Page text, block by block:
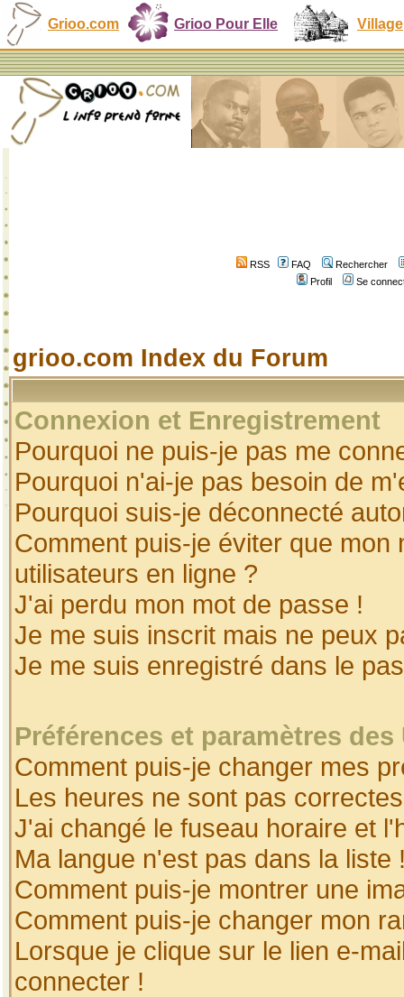
Grioo.com Grioo Pour Elle Village
RSS FAQ
Rechercher
Profil
Se
grioo.com Index du Forum
Connexion et Enregistrement
Pourquoi ne puis-je pas me
Pourquoi n'ai-je pas besoin de
Pourquoi suis-je déconnecté
Comment puis-je éviter que
utilisateurs en ligne ?
J'ai perdu mon mot de passe !
Je me suis inscrit mais ne peux
Je me suis enregistré dans le
Préférences et paramètres
Comment puis-je changer mes
Les heures ne sont pas
J'ai changé le fuseau horaire et
Ma langue n'est pas dans la liste
Comment puis-je montrer une
Comment puis-je changer mon
Lorsque je clique sur le lien e-
connecter !